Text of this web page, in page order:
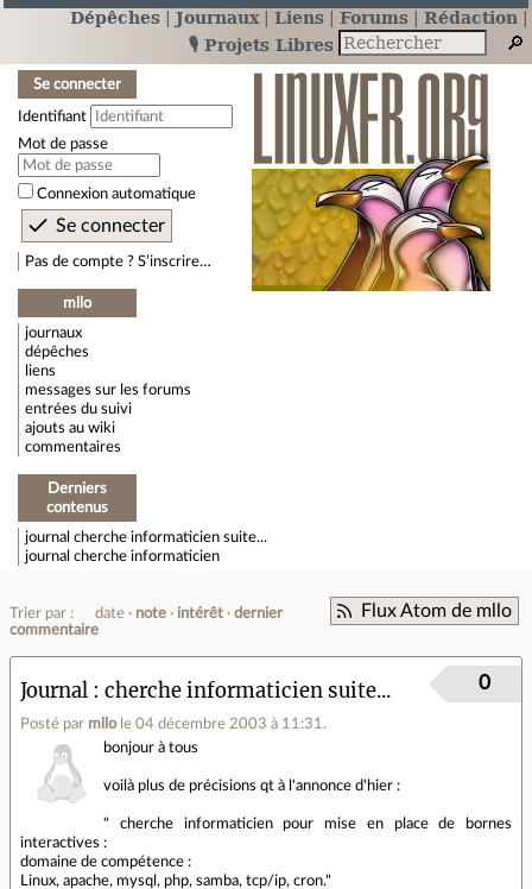
Dépêches Journaux Liens Forums
Rédaction
🎙️ Projets Libres
Se connecter
Identifiant
Mot de passe
Connexion automatique
Pas de compte ? S’inscrire…
mllo
journaux
dépêches
liens
messages sur les forums
entrées du suivi
ajouts au wiki
commentaires
Derniers
contenus
journal cherche informaticien suite...
journal cherche informaticien
Flux Atom de mllo
Trier par : date note intérêt
dernier
commentaire
Journal cherche informaticien suite...
Posté par mllo le 04 décembre 2003 à 11:31 .
0
bonjour à tous
voilà plus de précisions qt à l'annonce d'hier :
" cherche informaticien pour mise en place de bornes
interactives :
domaine de compétence :
Linux, apache, mysql, php, samba, tcp/ip, cron."